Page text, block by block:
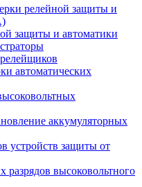
релейной защиты и
защиты и автоматики
автоматических
аккумуляторных
устройств защиты от
разрядов высоковольтного